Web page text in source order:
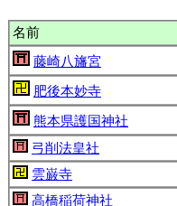
名前
藤崎八旛宮
肥後本妙寺
熊本県護国神社
弓削法皇社
雲巌寺
高橋稲荷神社